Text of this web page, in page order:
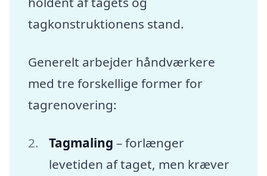
tagkonstruktionens stand.
Generelt arbejder håndværkere
med tre forskellige former for
tagrenovering:
Tagmaling – forlænger
levetiden af taget, men kræver